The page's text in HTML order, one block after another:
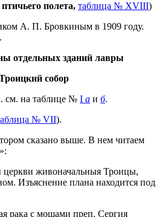
полета, таблица № XVIII)
А. П. Бровкиным в 1909 году.
отдельных зданий лавры
собор
см. на таблице № I а и б.
№ VII).
сказано выше. В нем читаем
церкви живоначальныя Троицы,
Изъяснение плана находится под
рака с мощами преп. Сергия